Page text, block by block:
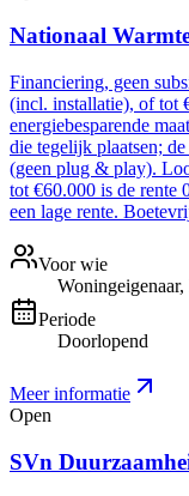
Nationaal
Financiering, geen
(incl. installatie), of tot
energiebesparende
die tegelijk plaatsen;
(geen plug & play).
tot €60.000 is de rente
een lage rente.
Voor wie
Periode
Doorlopend
Meer informatie
Open
SVn